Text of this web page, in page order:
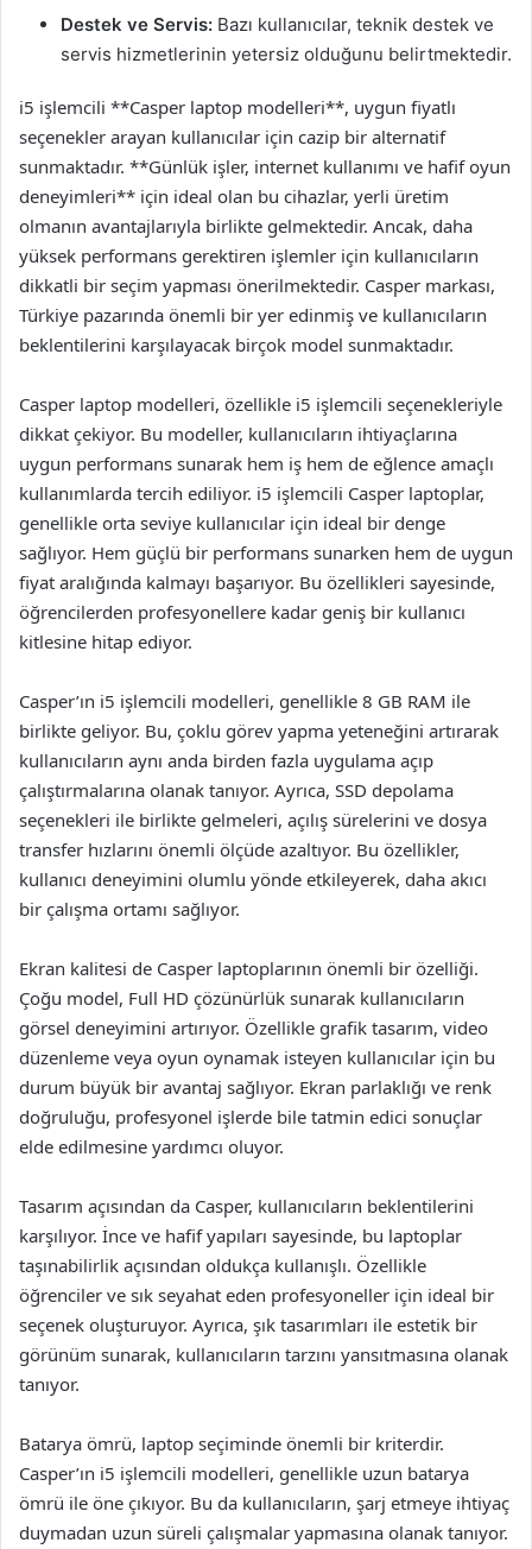
Destek ve Servis: Bazı kullanıcılar, teknik destek ve
servis hizmetlerinin yetersiz olduğunu belirtmektedir.
i5 işlemcili **Casper laptop modelleri**, uygun fiyatlı
seçenekler arayan kullanıcılar için cazip bir alternatif
sunmaktadır. **Günlük işler, internet kullanımı ve hafif oyun
deneyimleri** için ideal olan bu cihazlar, yerli üretim
olmanın avantajlarıyla birlikte gelmektedir. Ancak, daha
yüksek performans gerektiren işlemler için kullanıcıların
dikkatli bir seçim yapması önerilmektedir. Casper markası,
Türkiye pazarında önemli bir yer edinmiş ve kullanıcıların
beklentilerini karşılayacak birçok model sunmaktadır.
Casper laptop modelleri, özellikle i5 işlemcili seçenekleriyle
dikkat çekiyor. Bu modeller, kullanıcıların ihtiyaçlarına
uygun performans sunarak hem iş hem de eğlence amaçlı
kullanımlarda tercih ediliyor. i5 işlemcili Casper laptoplar,
genellikle orta seviye kullanıcılar için ideal bir denge
sağlıyor. Hem güçlü bir performans sunarken hem de uygun
fiyat aralığında kalmayı başarıyor. Bu özellikleri sayesinde,
öğrencilerden profesyonellere kadar geniş bir kullanıcı
kitlesine hitap ediyor.
Casper’ın i5 işlemcili modelleri, genellikle 8 GB RAM ile
birlikte geliyor. Bu, çoklu görev yapma yeteneğini artırarak
kullanıcıların aynı anda birden fazla uygulama açıp
çalıştırmalarına olanak tanıyor. Ayrıca, SSD depolama
seçenekleri ile birlikte gelmeleri, açılış sürelerini ve dosya
transfer hızlarını önemli ölçüde azaltıyor. Bu özellikler,
kullanıcı deneyimini olumlu yönde etkileyerek, daha akıcı
bir çalışma ortamı sağlıyor.
Ekran kalitesi de Casper laptoplarının önemli bir özelliği.
Çoğu model, Full HD çözünürlük sunarak kullanıcıların
görsel deneyimini artırıyor. Özellikle grafik tasarım, video
düzenleme veya oyun oynamak isteyen kullanıcılar için bu
durum büyük bir avantaj sağlıyor. Ekran parlaklığı ve renk
doğruluğu, profesyonel işlerde bile tatmin edici sonuçlar
elde edilmesine yardımcı oluyor.
Tasarım açısından da Casper, kullanıcıların beklentilerini
karşılıyor. İnce ve hafif yapıları sayesinde, bu laptoplar
taşınabilirlik açısından oldukça kullanışlı. Özellikle
öğrenciler ve sık seyahat eden profesyoneller için ideal bir
seçenek oluşturuyor. Ayrıca, şık tasarımları ile estetik bir
görünüm sunarak, kullanıcıların tarzını yansıtmasına olanak
tanıyor.
Batarya ömrü, laptop seçiminde önemli bir kriterdir.
Casper’ın i5 işlemcili modelleri, genellikle uzun batarya
ömrü ile öne çıkıyor. Bu da kullanıcıların, şarj etmeye ihtiyaç
duymadan uzun süreli çalışmalar yapmasına olanak tanıyor.